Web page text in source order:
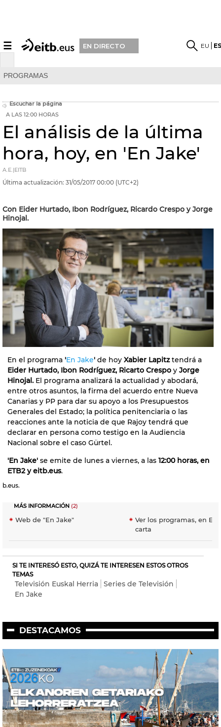
☰ EN DIRECTO EU
PROGRAMAS
Escuchar la página
A LAS 12:00 HORAS
El análisis de la última
hora, hoy, en 'En Jake'
A.E.|EITB
Última actualización: 31/05/2017 00:00 (UTC+2)
Con Eider Hurtado, Ibon Rodríguez, Ricardo Crespo y Jorge
Hinojal.
En el programa 'En Jake' de hoy Xabier Lapitztendrá a
Eider Hurtado, Ibon Rodríguez, Ricarto Crespo y Jorge
Hinojal. El programa analizará la actualidad y abodará,
entre otros asuntos, la firma del acuerdo entre Nueva
Canarias y PP para dar su apoyo a los Presupuestos
Generales del Estado; la política penitenciaria o las
reacciones ante la noticia de que Rajoy tendrá que
declarar en persona como testigo en la Audiencia
Nacional sobre el caso Gürtel.
'En Jake' se emite de lunes a viernes, a las 12:00 horas, en
ETB2 y eitb.eus.
b.eus.
MÁS INFORMACIÓN (2)
Web de "En Jake"
Ver los programas, en
carta
SI TE INTERESÓ ESTO, QUIZÁ TE INTERESEN ESTOS OTROS
TEMAS
Televisión Euskal Herria
Series de Televisión
En Jake
DESTACAMOS